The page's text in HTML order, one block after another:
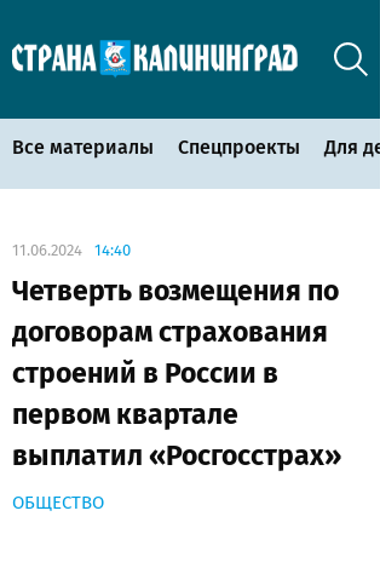
Все материалы Спецпроекты Для
11.06.2024 14:40
Четверть возмещения по
договорам страхования
строений в России в
первом квартале
выплатил «Росгосстрах»
ОБЩЕСТВО